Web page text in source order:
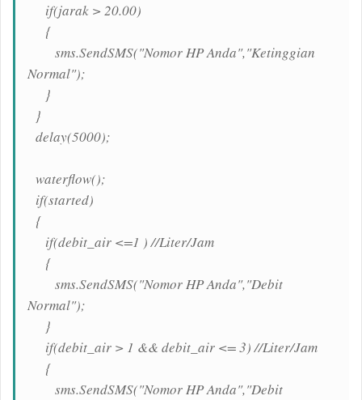
if(jarak > 20.00)
{
sms.SendSMS("Nomor HP Anda","Ketinggian
Normal");
}
}
delay(5000);
waterflow();
if(started)
{
if(debit_air <=1 ) //Liter/Jam
{
sms.SendSMS("Nomor HP Anda","Debit
Normal");
}
if(debit_air > 1 && debit_air <= 3) //Liter/Jam
{
sms.SendSMS("Nomor HP Anda","Debit